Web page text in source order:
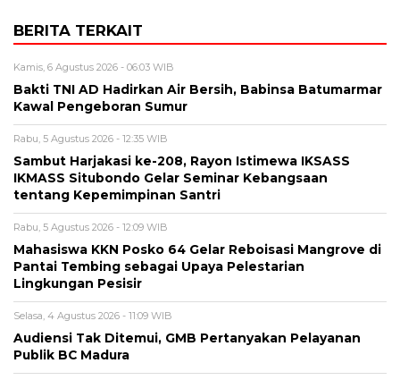
BERITA TERKAIT
Kamis, 6 Agustus 2026 - 06:03 WIB
Bakti TNI AD Hadirkan Air Bersih, Babinsa Batumarmar
Kawal Pengeboran Sumur
Rabu, 5 Agustus 2026 - 12:35 WIB
Sambut Harjakasi ke-208, Rayon Istimewa IKSASS
IKMASS Situbondo Gelar Seminar Kebangsaan
tentang Kepemimpinan Santri
Rabu, 5 Agustus 2026 - 12:09 WIB
Mahasiswa KKN Posko 64 Gelar Reboisasi Mangrove di
Pantai Tembing sebagai Upaya Pelestarian
Lingkungan Pesisir
Selasa, 4 Agustus 2026 - 11:09 WIB
Audiensi Tak Ditemui, GMB Pertanyakan Pelayanan
Publik BC Madura